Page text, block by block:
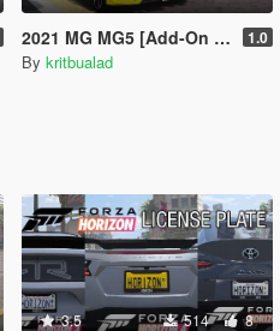
2021 MG MG5 [Add-On | LHD] 1.0
By kritbualad
3.5 514 8